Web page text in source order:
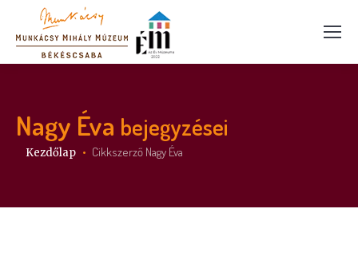
Nagy Éva bejegyzései
Itt vagy:
Kezdőlap Cikkszerző Nagy Éva